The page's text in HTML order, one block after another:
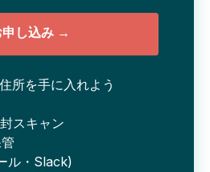
申し込み →
所を手に入れよう
スキャン
ル・Slack)